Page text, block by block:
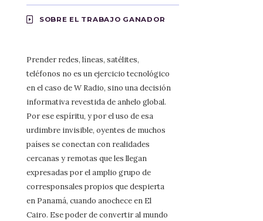
SOBRE EL TRABAJO GANADOR
Prender redes, líneas, satélites,
teléfonos no es un ejercicio tecnológico
en el caso de W Radio, sino una decisión
informativa revestida de anhelo global.
Por ese espíritu, y por el uso de esa
urdimbre invisible, oyentes de muchos
países se conectan con realidades
cercanas y remotas que les llegan
expresadas por el amplio grupo de
corresponsales propios que despierta
en Panamá, cuando anochece en El
Cairo. Ese poder de convertir al mundo